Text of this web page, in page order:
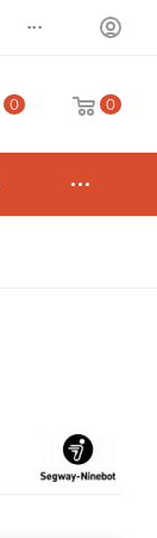
...
0 0